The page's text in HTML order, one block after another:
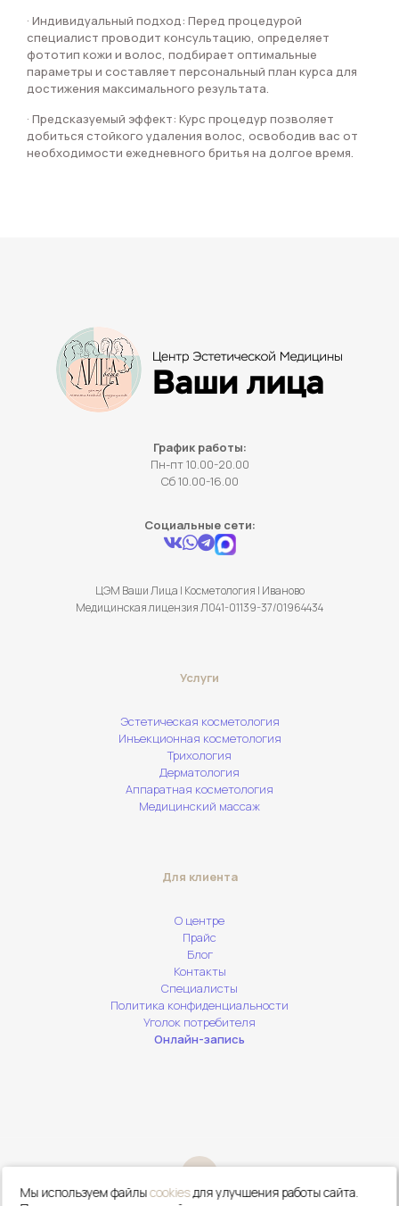
· Индивидуальный подход: Перед процедурой
специалист проводит консультацию, определяет
фототип кожи и волос, подбирает оптимальные
параметры и составляет персональный план курса для
достижения максимального результата.
· Предсказуемый эффект: Курс процедур позволяет
добиться стойкого удаления волос, освободив вас от
необходимости ежедневного бритья на долгое время.
График работы:
Пн-пт 10.00-20.00
Сб 10.00-16.00
Социальные сети:
ЦЭМ Ваши Лица | Косметология | Иваново
Медицинская лицензия Л041-01139-37/01964434
Услуги
Эстетическая косметология
Инъекционная косметология
Трихология
Дерматология
Аппаратная косметология
Медицинский массаж
Для клиента
О центре
Прайс
Блог
Контакты
Специалисты
Политика конфиденциальности
Уголок потребителя
Онлайн-запись
Мы используем файлыcookiesдля улучшения работы сайта.